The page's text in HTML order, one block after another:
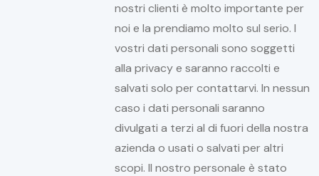
nostri clienti è molto importante per
noi e la prendiamo molto sul serio. I
vostri dati personali sono soggetti
alla privacy e saranno raccolti e
salvati solo per contattarvi. In nessun
caso i dati personali saranno
divulgati a terzi al di fuori della nostra
azienda o usati o salvati per altri
scopi. Il nostro personale è stato